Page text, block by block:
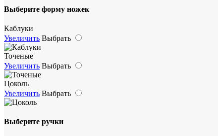
Выберите форму ножек
Каблуки
Увеличить Выбрать
Точеные
Увеличить Выбрать
Цоколь
Увеличить Выбрать
Выберите ручки